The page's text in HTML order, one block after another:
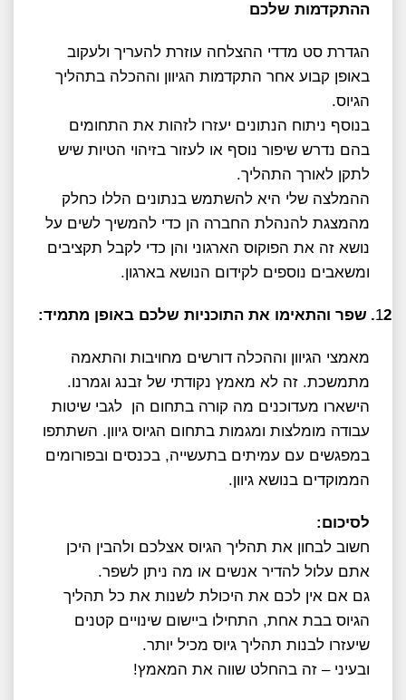
ההתקדמות שלכם
הגדרת סט מדדי ההצלחה עוזרת להעריך ולעקוב
באופן קבוע אחר התקדמות הגיוון וההכלה בתהליך
הגיוס.
בנוסף ניתוח הנתונים יעזרו לזהות את התחומים
בהם נדרש שיפור נוסף או לעזור בזיהוי הטיות שיש
לתקן לאורך התהליך.
ההמלצה שלי היא להשתמש בנתונים הללו כחלק
מהמצגת להנהלת החברה הן כדי להמשיך לשים על
נושא זה את הפוקוס הארגוני והן כדי לקבל תקציבים
ומשאבים נוספים לקידום הנושא בארגון.
12. שפר והתאימו את התוכניות שלכם באופן מתמיד:
מאמצי הגיוון וההכלה דורשים מחויבות והתאמה
מתמשכת. זה לא מאמץ נקודתי של זבנג וגמרנו.
הישארו מעדוכנים מה קורה בתחום הן לגבי שיטות
עבודה מומלצות ומגמות בתחום הגיוס גיוון. השתתפו
במפגשים עם עמיתים בתעשייה, בכנסים ובפורומים
הממוקדים בנושא גיוון.
לסיכום:
חשוב לבחון את תהליך הגיוס אצלכם ולהבין היכן
אתם עלול להדיר אנשים או מה ניתן לשפר.
גם אם אין לכם את היכולת לשנות את כל תהליך
הגיוס בבת אחת, התחילו ביישום שינויים קטנים
שיעזרו לבנות תהליך גיוס מכיל יותר.
ובעיני – זה בהחלט שווה את המאמץ!